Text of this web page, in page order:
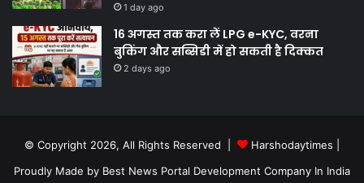
1 day ago
16 अगस्त तक करा लें LPG e-KYC, वरना
बुकिंग और सब्सिडी में हो सकती है दिक्कत
2 days ago
© Copyright 2026, All Rights Reserved | Harshodaytimes
Proudly Made by Best News Portal Development Company In India